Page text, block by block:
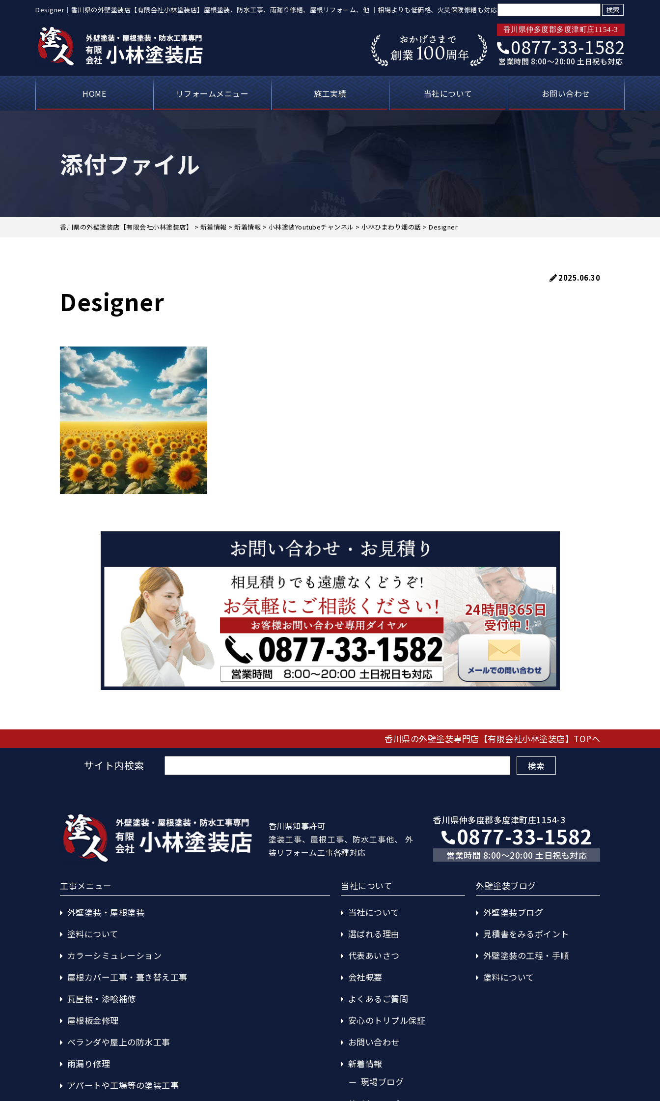
Designer｜香川県の外壁塗装店【有限会社小林塗装店】屋根塗装、防水工事、雨漏り修繕、屋根リフォーム、他 ｜相場よりも低価格、火災保険修繕も対応
香川県仲多度郡多度津町庄1154-3
0877-33-1582
営業時間 8:00～20:00 土日祝も対応
HOME リフォームメニュー
塗料について
カラーシミュレーション
外壁塗装・屋根塗装の費用について
雨漏り修理
施工実績
現場ブログ
お客さまの声
当社について お問い合わせ
添付ファイル
香川県の外壁塗装店【有限会社小林塗装店】 > 新着情報 > 新着情報 > 小林塗装Youtubeチャンネル > 小林ひまわり畑の話 > Designer
2025.06.30
Designer
香川県の外壁塗装専門店【有限会社小林塗装店】TOPへ
サイト内検索
索:
香川県知事許可
塗装工事、屋根工事、防水工事他、 外
装リフォーム工事各種対応
香川県仲多度郡多度津町庄1154-3
0877-33-1582
営業時間 8:00～20:00 土日祝も対応
工事メニュー
外壁塗装・屋根塗装
塗料について
カラーシミュレーション
屋根カバー工事・葺き替え工事
瓦屋根・漆喰補修
屋根板金修理
ベランダや屋上の防水工事
雨漏り修理
アパートや工場等の塗装工事
当社について
当社について
選ばれる理由
代表あいさつ
会社概要
よくあるご質問
安心のトリプル保証
お問い合わせ
新着情報
現場ブログ
外壁塗装ブログ
外壁塗装ブログ
見積書をみるポイント
外壁塗装の工程・手順
塗料について